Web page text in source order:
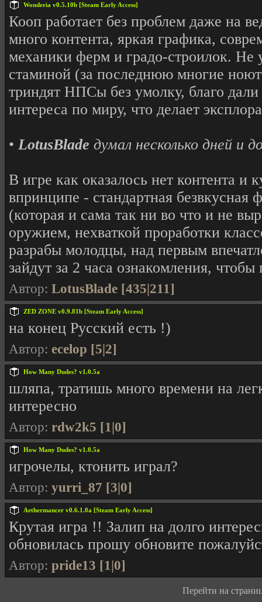
Wonderia v0.5.10b [Steam Early Access]
Кооп работает без проблем даже на
много контента, яркая графика,
механики ферм и градо-строилок. Не
стаминой (за последнюю многие
триндят НПСы без умолку, благо
интереса по миру, что делает
• LotusBlade думал несколько дней и
В игре как оказалось нет контента и
впринципе - стандартная
(которая и сама так ни во что и не
оружием, нехваткой проработки
разрабы молодцы, над первым
зайдут за 2 часа ознакомления,
Автор: LotusBlade [435|211]
ZED ZONE v0.9.81b [Steam Early Access]
на конец Русский есть !)
Автор: ecelop [5|2]
How Many Dudes? v1.0.5a
шляпа, тратишь много времени на
интересно
Автор: rdw2k5 [1|0]
How Many Dudes? v1.0.5a
игрочелы, ктонить играл?
Автор: yurri_87 [3|0]
Aethermancer v0.6.1.0a [Steam Early Access]
Крутая игра !! Залип на долго
обновилась прошу обновите
Автор: pride13 [1|0]
Перейти на